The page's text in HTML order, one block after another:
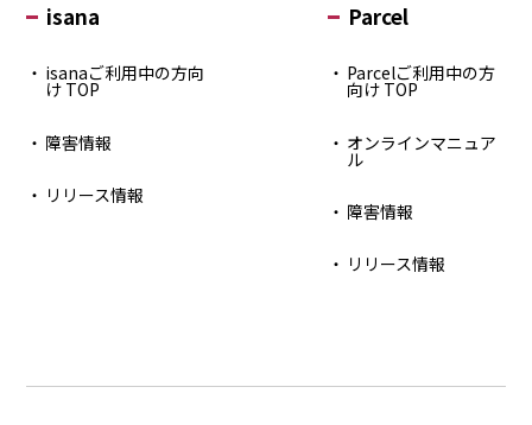
isana
isanaご利用中の方向
け TOP
障害情報
リリース情報
Parcel
Parcelご利用中の方
向け TOP
オンラインマニュア
ル
障害情報
リリース情報